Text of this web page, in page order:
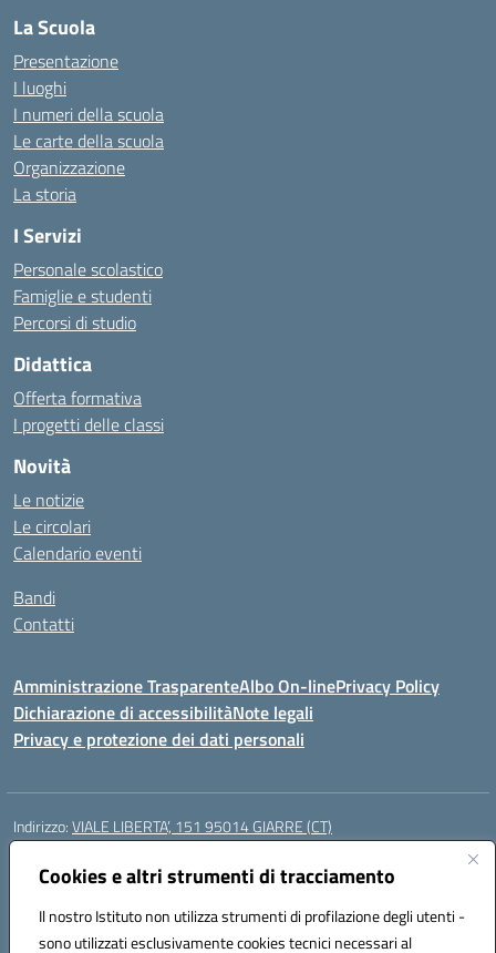
Cookies e altri strumenti di tracciamento
Il nostro Istituto non utilizza strumenti di profilazione degli utenti -
sono utilizzati esclusivamente cookies tecnici necessari al
La Scuola
Presentazione
I luoghi
I numeri della scuola
Le carte della scuola
Organizzazione
La storia
I Servizi
Personale scolastico
Famiglie e studenti
Percorsi di studio
Didattica
Offerta formativa
I progetti delle classi
Novità
Le notizie
Le circolari
Calendario eventi
Bandi
Contatti
Amministrazione TrasparenteAlbo On-linePrivacy Policy
Dichiarazione di accessibilitàNote legali
Privacy e protezione dei dati personali
Indirizzo:VIALE LIBERTA’, 151 95014 GIARRE (CT)
Centralino:
Posta elettronica certificata (PEC):ctmm151004@pec.istruzione.it
Codice fiscale: 92032760875
Codice meccanografico:CTMM151004